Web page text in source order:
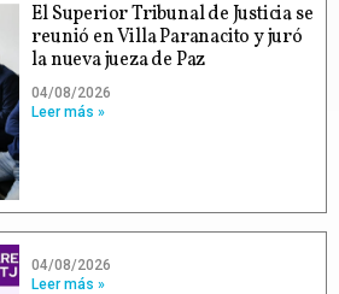
El Superior Tribunal de Justicia se
reunió en Villa Paranacito y juró
la nueva jueza de Paz
04/08/2026
Leer más »
04/08/2026
Leer más »